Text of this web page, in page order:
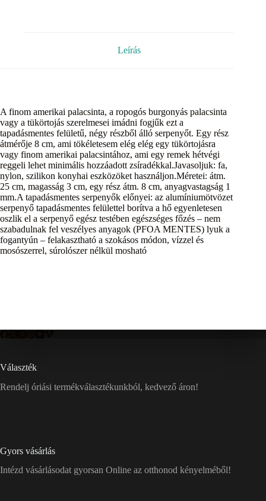
Leírás
A finom amerikai palacsinta, a ropogós burgonyás palacsinta
vagy a tükörtojás szerelmesei imádni fogjűk ezt a
tapadásmentes felületű, négy részből álló serpenyőt. Egy rész
átmérője 8 cm, ami tökéletesem elég elég egy tükörtojásra
vagy finom amerikai palacsintához, ami egy remek hétvégi
reggeli lehet minimális hozzáadott zsíradékkal.Javasoljuk: fa,
nylon, szilikon konyhai eszközöket használjon.Méretei: átm.
25 cm, magasság 3 cm, egy rész átm. 8 cm, anyagvastagság 1
mm.A tapadásmentes serpenyők előnyei: az alumíniumötvözet
serpenyő tapadásmentes felülettel borítva a hő egyenletesen
oszlik el a serpenyő egész testében egészséges főzés – nem
szabadulnak fel veszélyes anyagok (PFOA MENTES) lyuk a
fogantyún – felakasztható a szokásos módon, vízzel és
mosószerrel, súrolószer nélkül mosható
Választék
Rendelj óriási termékválasztékunkból, kedvező áron!
Gyors vásárlás
Intézd vásárlásodat gyorsan Online az otthonod kényelméből!